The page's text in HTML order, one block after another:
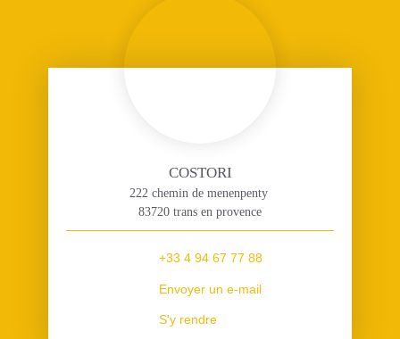
COSTORI
222 chemin de menenpenty
83720 trans en provence
+33 4 94 67 77 88
Envoyer un e-mail
S'y rendre